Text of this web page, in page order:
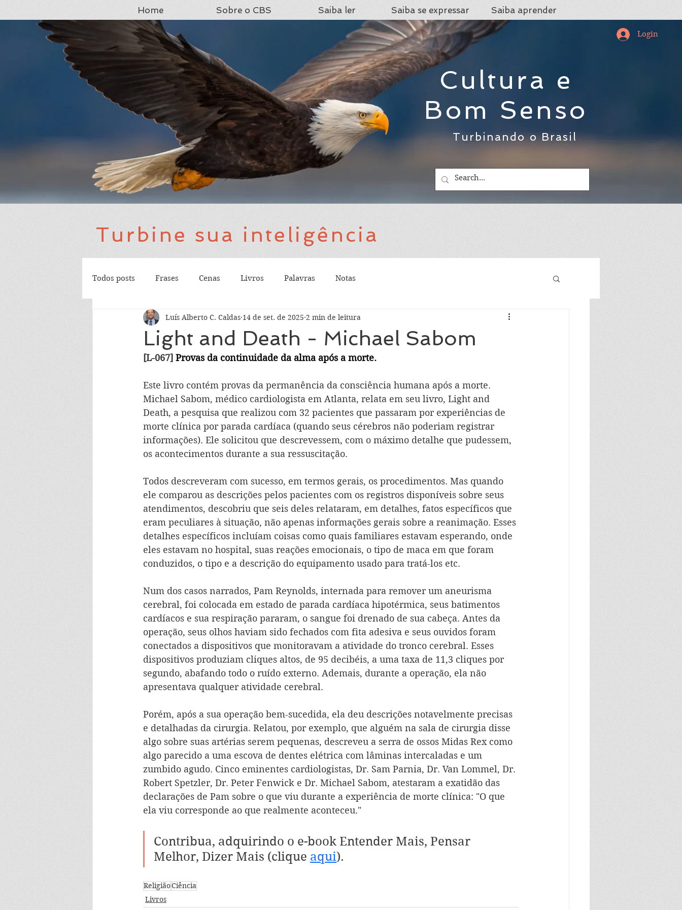
Login
Cultura e
Bom Senso
Turbinando o Brasil
Home Sobre o CBS Saiba ler Saiba se expressar Saiba aprender
Turbine sua inteligência
Todos posts Frases Cenas Livros Palavras Notas
Light and Death - Michael Sabom
Luís Alberto C. Caldas 14 de set. de 2025 2 min de leitura
[L-067] Provas da continuidade da alma após a morte.
Este livro contém provas da permanência da consciência humana após a morte.
Michael Sabom, médico cardiologista em Atlanta, relata em seu livro, Light and
Death, a pesquisa que realizou com 32 pacientes que passaram por experiências de
morte clínica por parada cardíaca (quando seus cérebros não poderiam registrar
informações). Ele solicitou que descrevessem, com o máximo detalhe que pudessem,
os acontecimentos durante a sua ressuscitação.
Todos descreveram com sucesso, em termos gerais, os procedimentos. Mas quando
ele comparou as descrições pelos pacientes com os registros disponíveis sobre seus
atendimentos, descobriu que seis deles relataram, em detalhes, fatos específicos que
eram peculiares à situação, não apenas informações gerais sobre a reanimação. Esses
detalhes específicos incluíam coisas como quais familiares estavam esperando, onde
eles estavam no hospital, suas reações emocionais, o tipo de maca em que foram
conduzidos, o tipo e a descrição do equipamento usado para tratá-los etc.
Num dos casos narrados, Pam Reynolds, internada para remover um aneurisma
cerebral, foi colocada em estado de parada cardíaca hipotérmica, seus batimentos
cardíacos e sua respiração pararam, o sangue foi drenado de sua cabeça. Antes da
operação, seus olhos haviam sido fechados com fita adesiva e seus ouvidos foram
conectados a dispositivos que monitoravam a atividade do tronco cerebral. Esses
dispositivos produziam cliques altos, de 95 decibéis, a uma taxa de 11,3 cliques por
segundo, abafando todo o ruído externo. Ademais, durante a operação, ela não
apresentava qualquer atividade cerebral.
Porém, após a sua operação bem-sucedida, ela deu descrições notavelmente precisas
e detalhadas da cirurgia. Relatou, por exemplo, que alguém na sala de cirurgia disse
algo sobre suas artérias serem pequenas, descreveu a serra de ossos Midas Rex como
algo parecido a uma escova de dentes elétrica com lâminas intercaladas ​​e um
zumbido agudo. Cinco eminentes cardiologistas, Dr. Sam Parnia, Dr. Van Lommel, Dr.
Robert Spetzler, Dr. Peter Fenwick e Dr. Michael Sabom, atestaram a exatidão das
declarações de Pam sobre o que viu durante a experiência de morte clínica: "O que
ela viu corresponde ao que realmente aconteceu."
Contribua, adquirindo o e-book Entender Mais, Pensar
Melhor, Dizer Mais (clique aqui).
ReligiãoCiência
Livros